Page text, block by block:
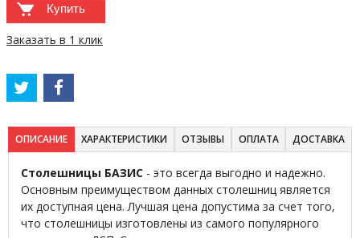
Купить
Заказать в 1 клик
ОПИСАНИЕ ХАРАКТЕРИСТИКИ ОТЗЫВЫ ОПЛАТА ДОСТАВКА
Столешницы БАЗИС - это всегда выгодно и надежно.
Основным преимуществом данных столешниц является
их доступная цена. Лучшая цена допустима за счет того,
что столешницы изготовлены из самого популярного